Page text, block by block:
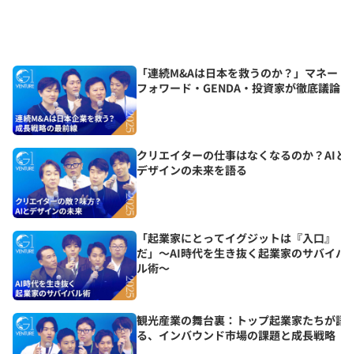
「連続M&Aは日本を救うのか？」マネー
フォワード・GENDA・投資家が徹底議論
クリエイターの仕事はなくなるのか？AI
デザインの未来を語る
「起業家にとってイグジットは『入口』
だ」〜AI時代を生き抜く起業家のサバイ
ル術〜
観光産業の舞台裏：トップ起業家たちが
る、インバウンド市場の課題と成長戦略